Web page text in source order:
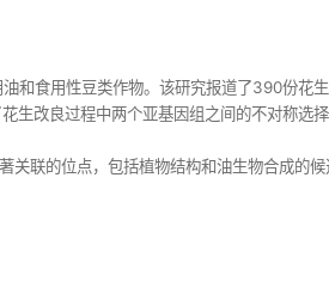
食用性豆类作物。该研究报道了390份花
生改良过程中两个亚基因组之间的不对称选
联的位点，包括植物结构和油生物合成的